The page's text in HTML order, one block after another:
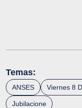
Temas:
ANSES Viernes 8
Jubilacione